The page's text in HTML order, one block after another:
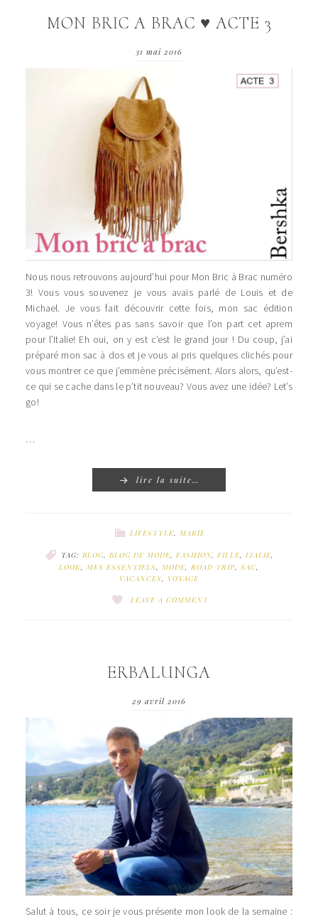
MON BRIC A BRAC ♥ ACTE 3
31 mai 2016
Nous nous retrouvons aujourd’hui pour Mon Bric à Brac numéro
3! Vous vous souvenez je vous avais parlé de Louis et de
Michael. Je vous fait découvrir cette fois, mon sac édition
voyage! Vous n’êtes pas sans savoir que l’on part cet aprem
pour l’Italie! Eh oui, on y est c’est le grand jour ! Du coup, j’ai
préparé mon sac à dos et je vous ai pris quelques clichés pour
vous montrer ce que j’emmène précisément. Alors alors, qu’est-
ce qui se cache dans le p’tit nouveau? Vous avez une idée? Let’s
go!
…
lire la suite…
LIFESTYLE, MARIE
TAG: BLOG, BLOG DE MODE, FASHION, FILLE, ITALIE,
LOOK, MES ESSENTIELS, MODE, ROAD TRIP, SAC,
VACANCES, VOYAGE
LEAVE A COMMENT
ERBALUNGA
29 avril 2016
Salut à tous, ce soir je vous présente mon look de la semaine :